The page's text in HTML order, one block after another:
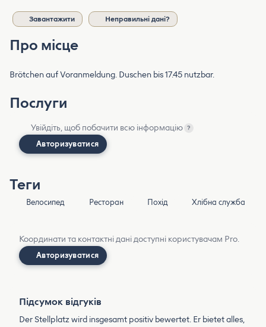
Завантажити Неправильні дані?
Про місце
Brötchen auf Voranmeldung. Duschen bis 17.45 nutzbar.
Послуги
Увійдіть, щоб побачити всю інформацію ?
Авторизуватися
Теги
Велосипед Ресторан Похід Хлібна служба
Координати та контактні дані доступні користувачам Pro.
Авторизуватися
Підсумок відгуків
Der Stellplatz wird insgesamt positiv bewertet. Er bietet alles,